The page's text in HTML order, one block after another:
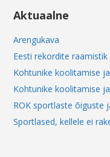
Aktuaalne
Arengukava
Eesti rekordite raamistik
Kohtunike koolitamise
Kohtunike koolitamise
ROK sportlaste õiguste
Sportlased, kellele ei